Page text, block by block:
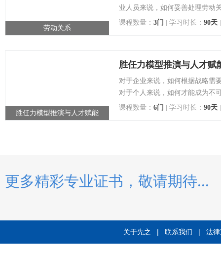
劳动关系
业人员来说，如何妥善处理劳动
课程数量： 3门 | 学习时长： 90天
胜任力模型推演与人才赋能
胜任力模型推演与人才赋
对于企业来说，如何根据战略需
对于个人来说，如何才能成为不
课程数量： 6门 | 学习时长： 90天
更多精彩专业证书，敬请期待...
关于先之 | 联系我们 | 法